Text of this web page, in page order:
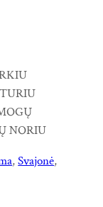
NORIU
, Svajonė